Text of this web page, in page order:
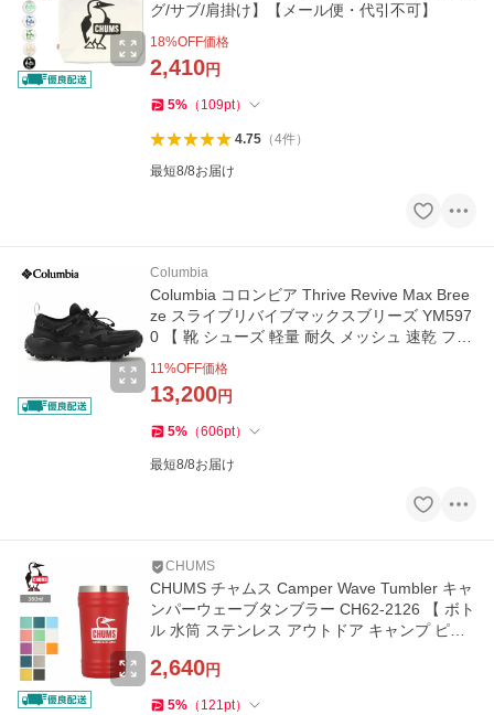
グ/サブ/肩掛け】【メール便・代引不可】
18%OFF価格
2,410円
5% （ 109pt）
4.75（4件）
最短8/8お届け
Columbia
Columbia コロンビア Thrive Revive Max Bree
ze スライブリバイブマックスブリーズ YM597
0 【 靴 シューズ 軽量 耐久 メッシュ 速乾 フェ
11%OFF価格
13,200円
5% （606pt）
最短8/8お届け
CHUMS
CHUMS チャムス Camper Wave Tumbler キャ
ンパーウェーブタンブラー CH62-2126 【 ボト
ル 水筒 ステンレス アウトドア キャンプ ピク
2,640円
5% （ 121pt）